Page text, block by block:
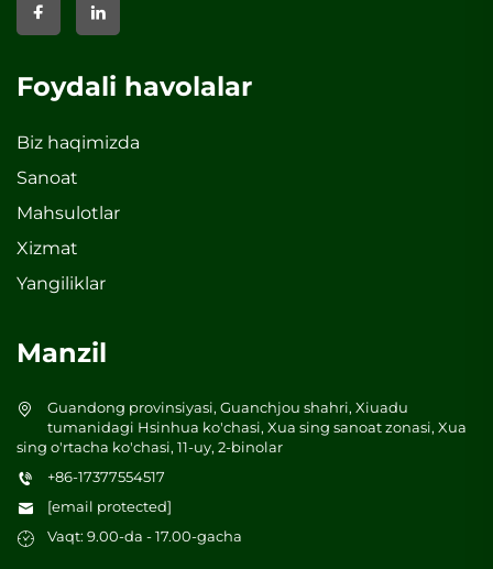
Foydali havolalar
Biz haqimizda
Sanoat
Mahsulotlar
Xizmat
Yangiliklar
Manzil
Guandong provinsiyasi, Guanchjou shahri, Xiuadu
tumanidagi Hsinhua ko'chasi, Xua sing sanoat zonasi, Xua
sing o'rtacha ko'chasi, 11-uy, 2-binolar
+86-17377554517
[email protected]
Vaqt: 9.00-da - 17.00-gacha